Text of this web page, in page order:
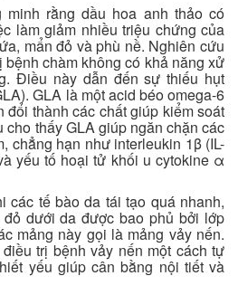
rằng dầu hoa anh thảo có
làm giảm nhiều triệu chứng của
mẩn đỏ và phù nề. Nghiên cứu
chàm không có khả năng xử
Điều này dẫn đến sự thiếu hụt
GLA là một acid béo omega-6
đổi thành các chất giúp kiểm soát
thấy GLA giúp ngăn chặn các
chẳng hạn như interleukin 1β (IL-
yếu tố hoại tử khối u cytokine α
các tế bào da tái tạo quá nhanh,
dưới da được bao phủ bởi lớp
mảng này gọi là mảng vảy nến.
trị bệnh vảy nến một cách tự
yếu giúp cân bằng nội tiết và